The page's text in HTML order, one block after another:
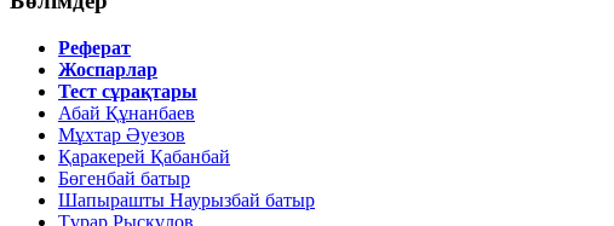
Реферат
Жоспарлар
Тест сұрақтары
Абай Құнанбаев
Мұхтар Әуезов
Қаракерей Қабанбай
Бөгенбай батыр
Шапырашты Наурызбай батыр
Тұрар Рысқұлов